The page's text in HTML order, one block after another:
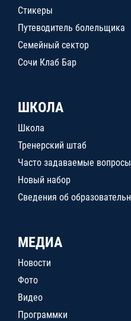
Стикеры
Путеводитель болельщика
Семейный сектор
Сочи Клаб Бар
ШКОЛА
Школа
Тренерский штаб
Часто задаваемые вопросы
Новый набор
Сведения об
МЕДИА
Новости
Фото
Видео
Программки